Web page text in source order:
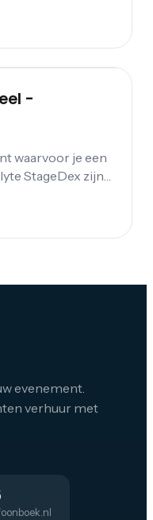
podium bij
-
waarvoor je een
StageDex zijn
podium bij
evenement.
verhuur met